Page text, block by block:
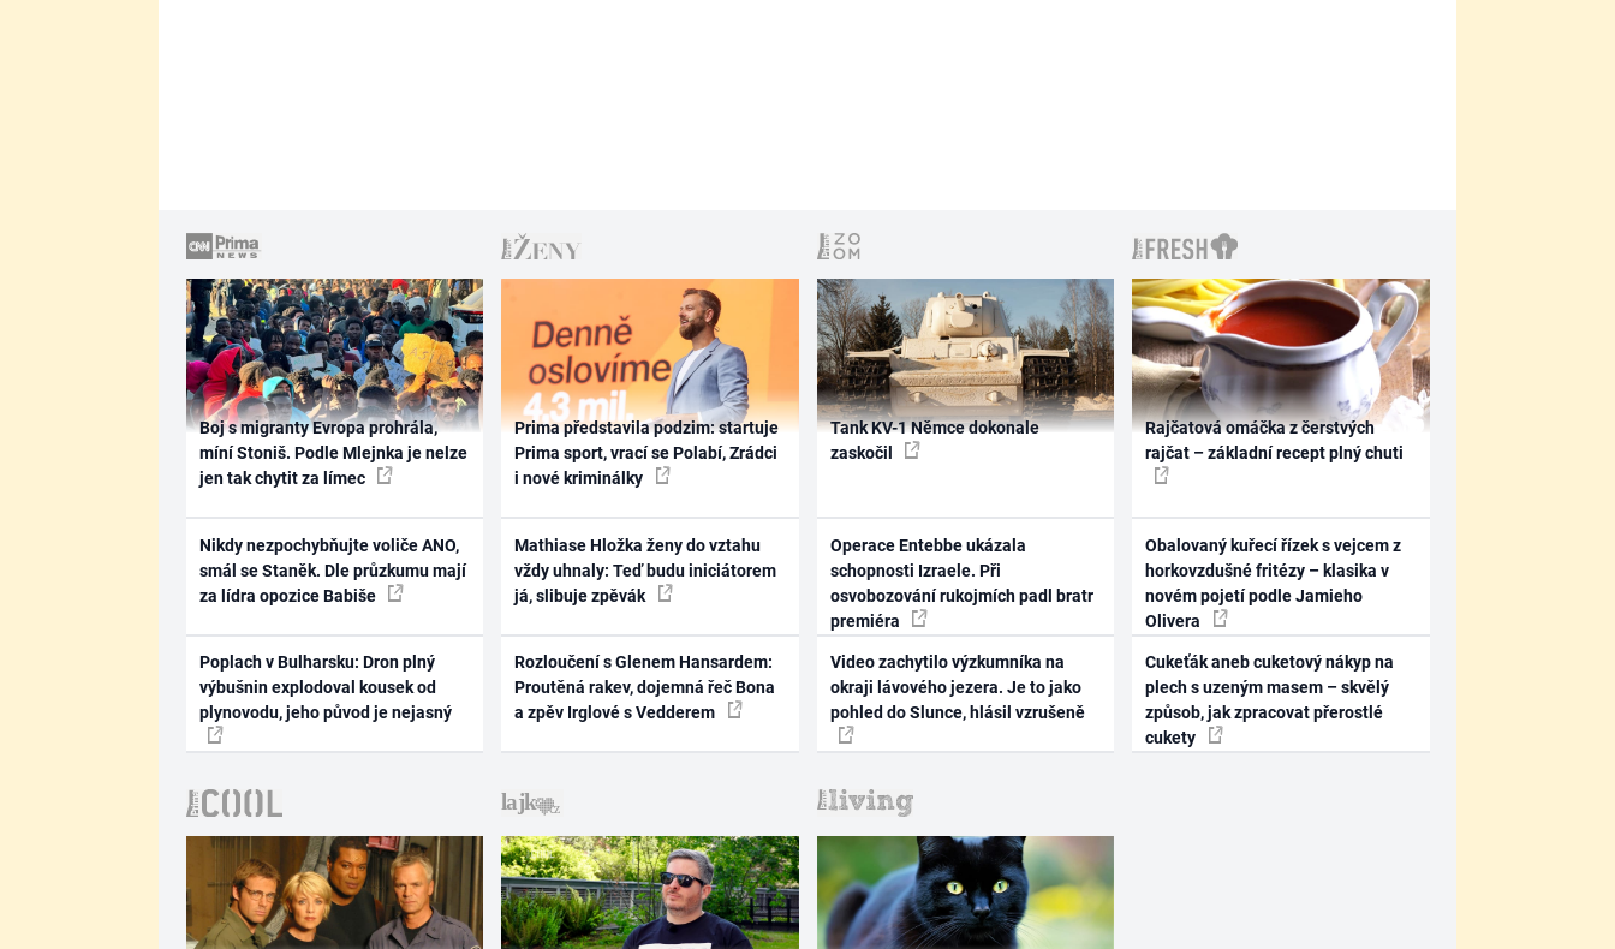
Boj s migranty Evropa prohrála,
míní Stoniš. Podle Mlejnka je nelze
jen tak chytit za límec
Nikdy nezpochybňujte voliče ANO,
smál se Staněk. Dle průzkumu mají
za lídra opozice Babiše
Poplach v Bulharsku: Dron plný
výbušnin explodoval kousek od
plynovodu, jeho původ je nejasný
Prima představila podzim: startuje
Prima sport, vrací se Polabí, Zrádci
i nové kriminálky
Mathiase Hložka ženy do vztahu
vždy uhnaly: Teď budu iniciátorem
já, slibuje zpěvák
Rozloučení s Glenem Hansardem:
Proutěná rakev, dojemná řeč Bona
a zpěv Irglové s Vedderem
Tank KV-1 Němce dokonale
zaskočil
Operace Entebbe ukázala
schopnosti Izraele. Při
osvobozování rukojmích padl bratr
premiéra
Video zachytilo výzkumníka na
okraji lávového jezera. Je to jako
pohled do Slunce, hlásil vzrušeně
Rajčatová omáčka z čerstvých
rajčat – základní recept plný chuti
Obalovaný kuřecí řízek s vejcem z
horkovzdušné fritézy – klasika v
novém pojetí podle Jamieho
Olivera
Cukeťák aneb cuketový nákyp na
plech s uzeným masem – skvělý
způsob, jak zpracovat přerostlé
cukety